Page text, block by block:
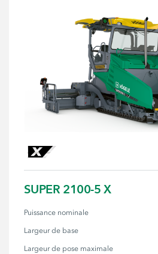
SUPER 2100-5 X
Puissance nominale
Largeur de base
Largeur de pose maximale